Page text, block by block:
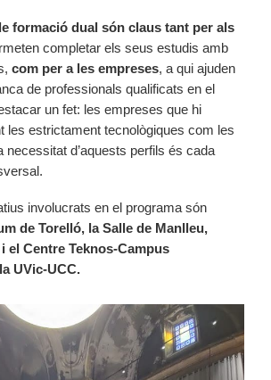
formació dual són claus tant per als
completar els seus estudis amb
com per a les empreses, a qui ajuden
de professionals qualificats en el
un fet: les empreses que hi
les estrictament tecnològiques com les
necessitat d’aquests perfils és cada
involucrats en el programa són
de Torelló, la Salle de Manlleu,
el Centre Teknos-Campus
UVic-UCC.